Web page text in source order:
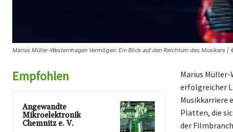
Marius Müller-Westernhagen Vermögen: Ein Blick auf den Reichtum des Musikers |
Empfohlen
Angewandte
Mikroelektronik
Chemnitz e. V.
Marius
erfolgreicher
Musikkarriere
Platten, die
der